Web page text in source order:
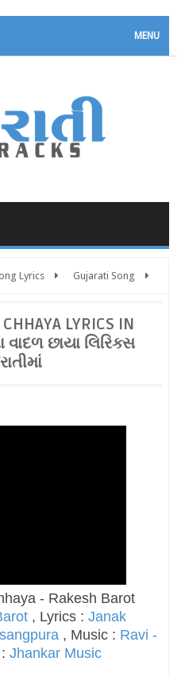
MENU
Lyrics Gujarati Song
Sad Song Lyrics Yaado Na
LYRICS IN
વાદળ છાયા લિરિક્સ
- Rakesh Barot
, Lyrics : Janak
, Music : Ravi -
Jhankar Music